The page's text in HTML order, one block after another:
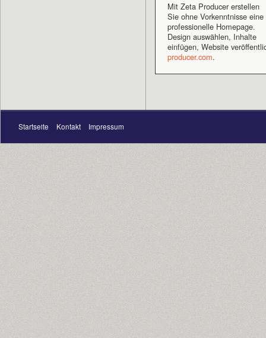
Mit Zeta Producer erstellen
Sie ohne Vorkenntnisse eine
professionelle Homepage.
Design auswählen, Inhalte
einfügen, Website
producer.com.
Startseite Kontakt Impressum